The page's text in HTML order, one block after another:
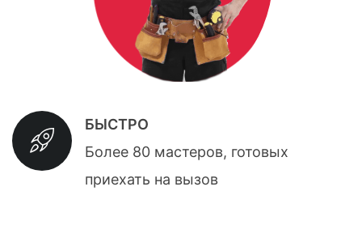
БЫСТРО
Более 80 мастеров, готовых
приехать на вызов